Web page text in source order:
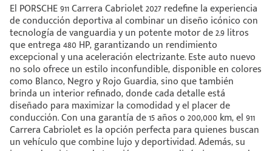
El PORSCHE 911 Carrera Cabriolet 2027 redefine la experiencia
de conducción deportiva al combinar un diseño icónico con
tecnología de vanguardia y un potente motor de 2.9 litros
que entrega 480 HP, garantizando un rendimiento
excepcional y una aceleración electrizante. Este auto nuevo
no solo ofrece un estilo inconfundible, disponible en colores
como Blanco, Negro y Rojo Guardia, sino que también
brinda un interior refinado, donde cada detalle está
diseñado para maximizar la comodidad y el placer de
conducción. Con una garantía de 15 años o 200,000 km, el 911
Carrera Cabriolet es la opción perfecta para quienes buscan
un vehículo que combine lujo y deportividad. Además, su
más
estoy viendo 😀